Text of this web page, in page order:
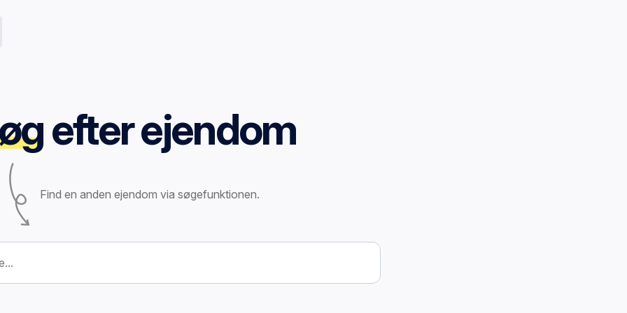
efter ejendom
Find en anden ejendom via søgefunktionen.